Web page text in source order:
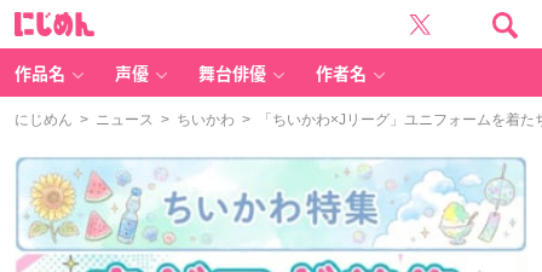
作品名 声優 舞台俳優 作者名
にじめん > ニュース > ちいかわ > 「ちいかわ×Jリーグ」ユニフォームを着た